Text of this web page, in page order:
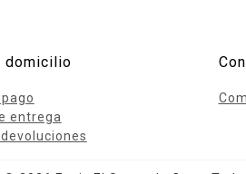
domicilio
entrega